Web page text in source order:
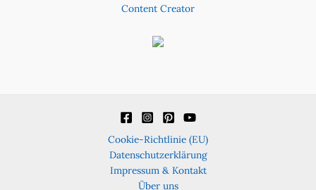
Content Creator
Cookie-Richtlinie (EU)
Datenschutzerklärung
Impressum & Kontakt
Über uns